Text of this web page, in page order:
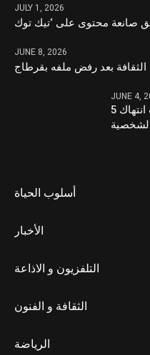
JULY 1, 2026
JUNE 8, 2026
بعد رفض ملفه بقرطاج
JUNE 4,
5 سنوات سجنا لصانع محتوى بسبب انتهاك
أسلوب الحياة
الأخبار
التلفزيون و الاذاعة
الثقافة و الفنون
الرياضة